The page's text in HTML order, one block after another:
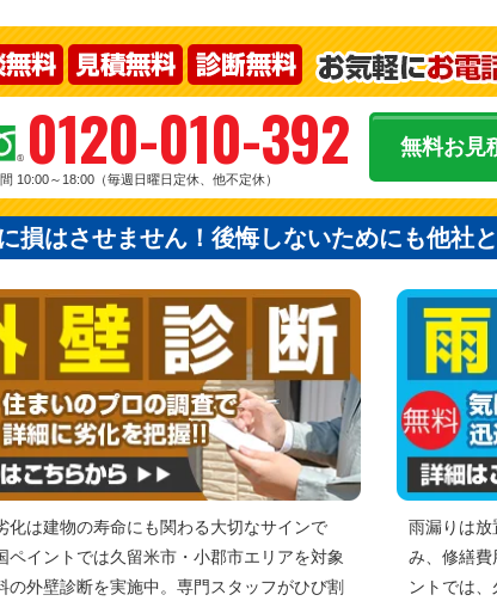
0120-010-392
10:00～18:00（毎週日曜日定休、他不定休）
無料お見
損はさせません！後悔しないためにも他社
化は建物の寿命にも関わる大切なサインで
ペイントでは久留米市・小郡市エリアを対象
の外壁診断を実施中。専門スタッフがひび割
雨漏りは放
み、修繕費
ントでは